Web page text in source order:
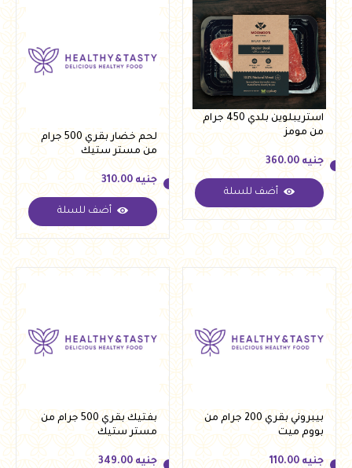
استريبلوين بلدي 450 جرام
من مومز
جنيه
جنيه 360.00
أضف للسلة
لحم خضار بقري 500 جرام
من مستر ستيك
جنيه 310.00
جنيه 310.00
أضف للسلة
بيبروني بقري 200 جرام من
بووم ميت
جنيه 110.00
بفتيك بقري 500 جرام من
مستر ستيك
جنيه 349.00